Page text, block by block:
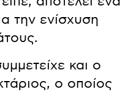
την ενίσχυση
και ο
ο οποίος